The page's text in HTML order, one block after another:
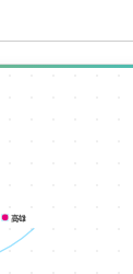
高雄